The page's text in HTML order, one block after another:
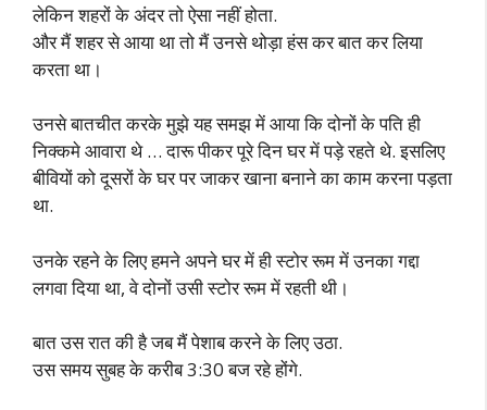
लेकिन शहरों के अंदर तो ऐसा नहीं होता.
और मैं शहर से आया था तो मैं उनसे थोड़ा हंस कर बात कर लिया
करता था।
उनसे बातचीत करके मुझे यह समझ में आया कि दोनों के पति ही
निक्कमे आवारा थे … दारू पीकर पूरे दिन घर में पड़े रहते थे. इसलिए
बीवियों को दूसरों के घर पर जाकर खाना बनाने का काम करना पड़ता
था.
उनके रहने के लिए हमने अपने घर में ही स्टोर रूम में उनका गद्दा
लगवा दिया था, वे दोनों उसी स्टोर रूम में रहती थी।
बात उस रात की है जब मैं पेशाब करने के लिए उठा.
उस समय सुबह के करीब 3:30 बज रहे होंगे.